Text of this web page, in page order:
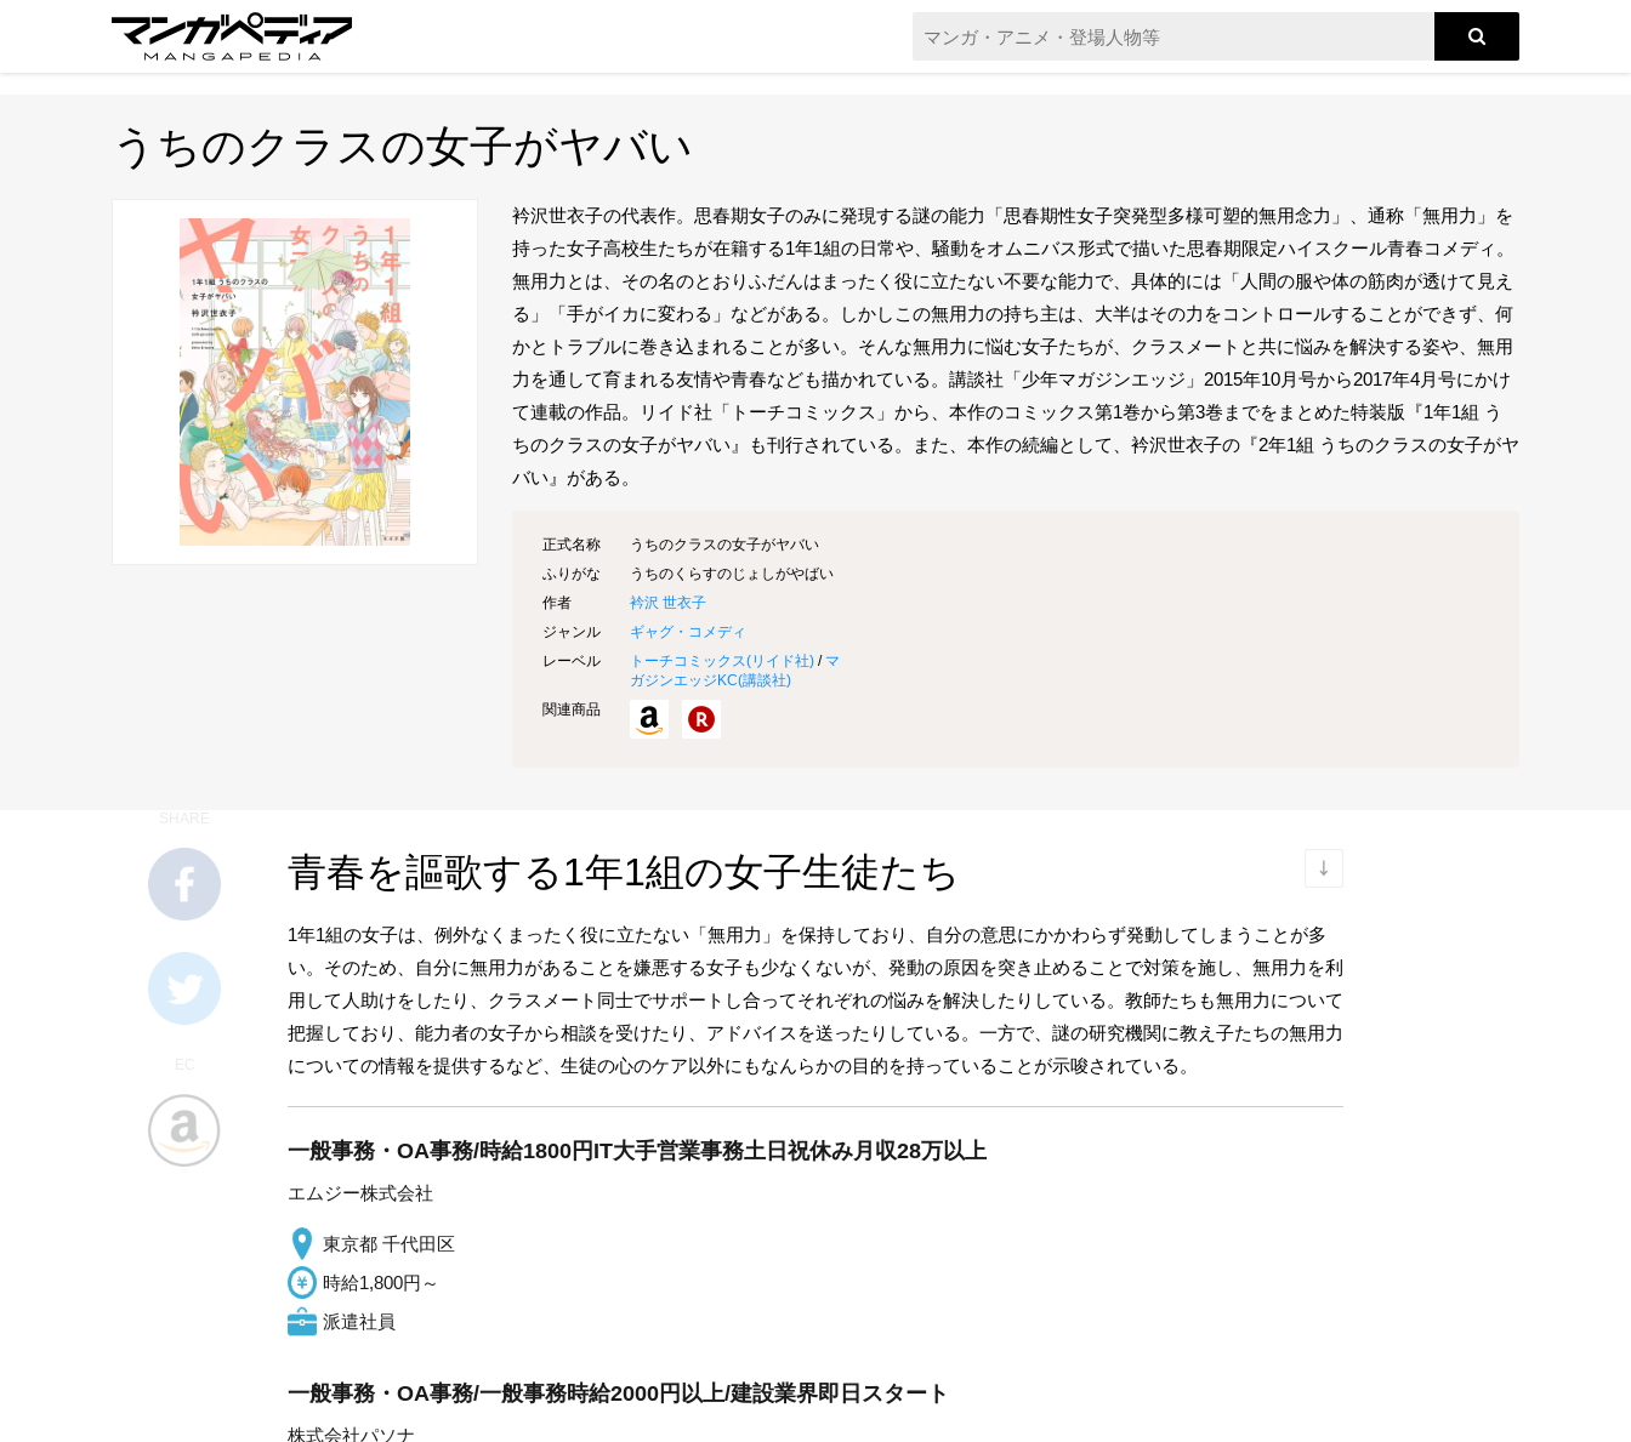
うちのクラスの女子がヤバい
衿沢世衣子の代表作。思春期女子のみに発現する謎の能力「思春期性女子突発型多様可塑的無用念力」、通称「無用力」を
持った女子高校生たちが在籍する1年1組の日常や、騒動をオムニバス形式で描いた思春期限定ハイスクール青春コメディ。
無用力とは、その名のとおりふだんはまったく役に立たない不要な能力で、具体的には「人間の服や体の筋肉が透けて見え
る」「手がイカに変わる」などがある。しかしこの無用力の持ち主は、大半はその力をコントロールすることができず、何
かとトラブルに巻き込まれることが多い。そんな無用力に悩む女子たちが、クラスメートと共に悩みを解決する姿や、無用
力を通して育まれる友情や青春なども描かれている。講談社「少年マガジンエッジ」2015年10月号から2017年4月号にかけ
て連載の作品。リイド社「トーチコミックス」から、本作のコミックス第1巻から第3巻までをまとめた特装版『1年1組 う
ちのクラスの女子がヤバい』も刊行されている。また、本作の続編として、衿沢世衣子の『2年1組 うちのクラスの女子がヤ
バい』がある。
正式名称
うちのクラスの女子がヤバい
ふりがな
うちのくらすのじょしがやばい
作者
衿沢 世衣子
ジャンル
ギャグ・コメディ
レーベル
トーチコミックス(リイド社) / マ
ガジンエッジKC(講談社)
関連商品
青春を謳歌する1年1組の女子生徒たち
1年1組の女子は、例外なくまったく役に立たない「無用力」を保持しており、自分の意思にかかわらず発動してしまうことが多
い。そのため、自分に無用力があることを嫌悪する女子も少なくないが、発動の原因を突き止めることで対策を施し、無用力を利
用して人助けをしたり、クラスメート同士でサポートし合ってそれぞれの悩みを解決したりしている。教師たちも無用力について
把握しており、能力者の女子から相談を受けたり、アドバイスを送ったりしている。一方で、謎の研究機関に教え子たちの無用力
についての情報を提供するなど、生徒の心のケア以外にもなんらかの目的を持っていることが示唆されている。
一般事務・OA事務/時給1800円IT大手営業事務土日祝休み月収28万以上
エムジー株式会社
東京都 千代田区
時給1,800円～
派遣社員
一般事務・OA事務/一般事務時給2000円以上/建設業界即日スタート
株式会社パソナ